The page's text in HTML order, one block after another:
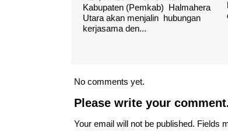
Rapat Koordinasi Pemeriksaan
dan Penila...
No comments yet.
Please write your
Your email will not be published. Fields